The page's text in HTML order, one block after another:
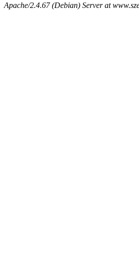
Apache/2.4.67 (Debian) Server at